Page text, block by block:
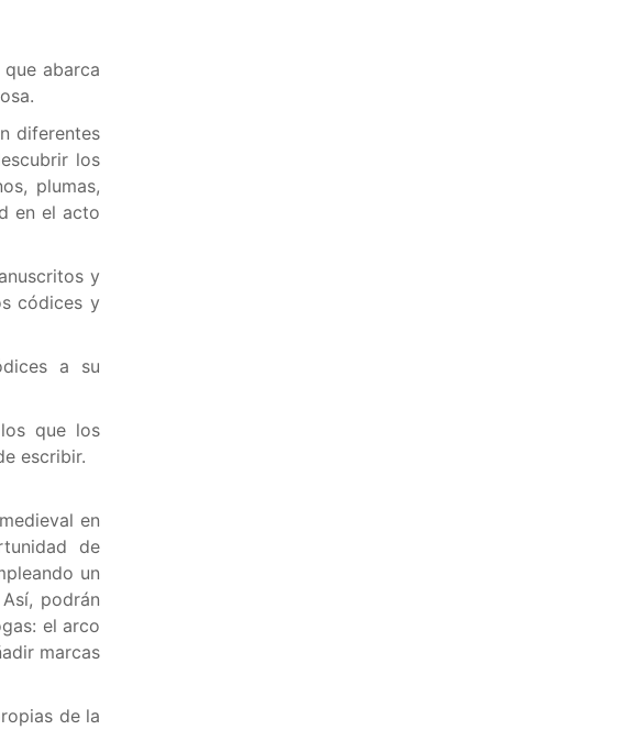
abarca
diferentes
los
plumas,
en el acto
y
códices y
a su
que los
escribir.
en
de
un
podrán
el arco
marcas
de la